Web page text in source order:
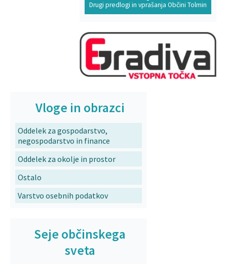
Drugi predlogi in vprašanja Občini Tolmin
Vloge in obrazci
Oddelek za gospodarstvo,
negospodarstvo in finance
Oddelek za okolje in prostor
Ostalo
Varstvo osebnih podatkov
Seje občinskega
sveta